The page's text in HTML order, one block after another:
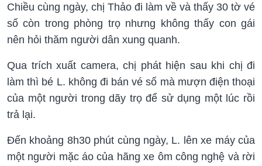
Chiều cùng ngày, chị Thảo đi làm về và thấy 30 tờ vé
số còn trong phòng trọ nhưng không thấy con gái
nên hỏi thăm người dân xung quanh.
Qua trích xuất camera, chị phát hiện sau khi chị đi
làm thì bé L. không đi bán vé số mà mượn điện thoại
của một người trong dãy trọ để sử dụng một lúc rồi
trả lại.
Đến khoảng 8h30 phút cùng ngày, L. lên xe máy của
một người mặc áo của hãng xe ôm công nghệ và rời